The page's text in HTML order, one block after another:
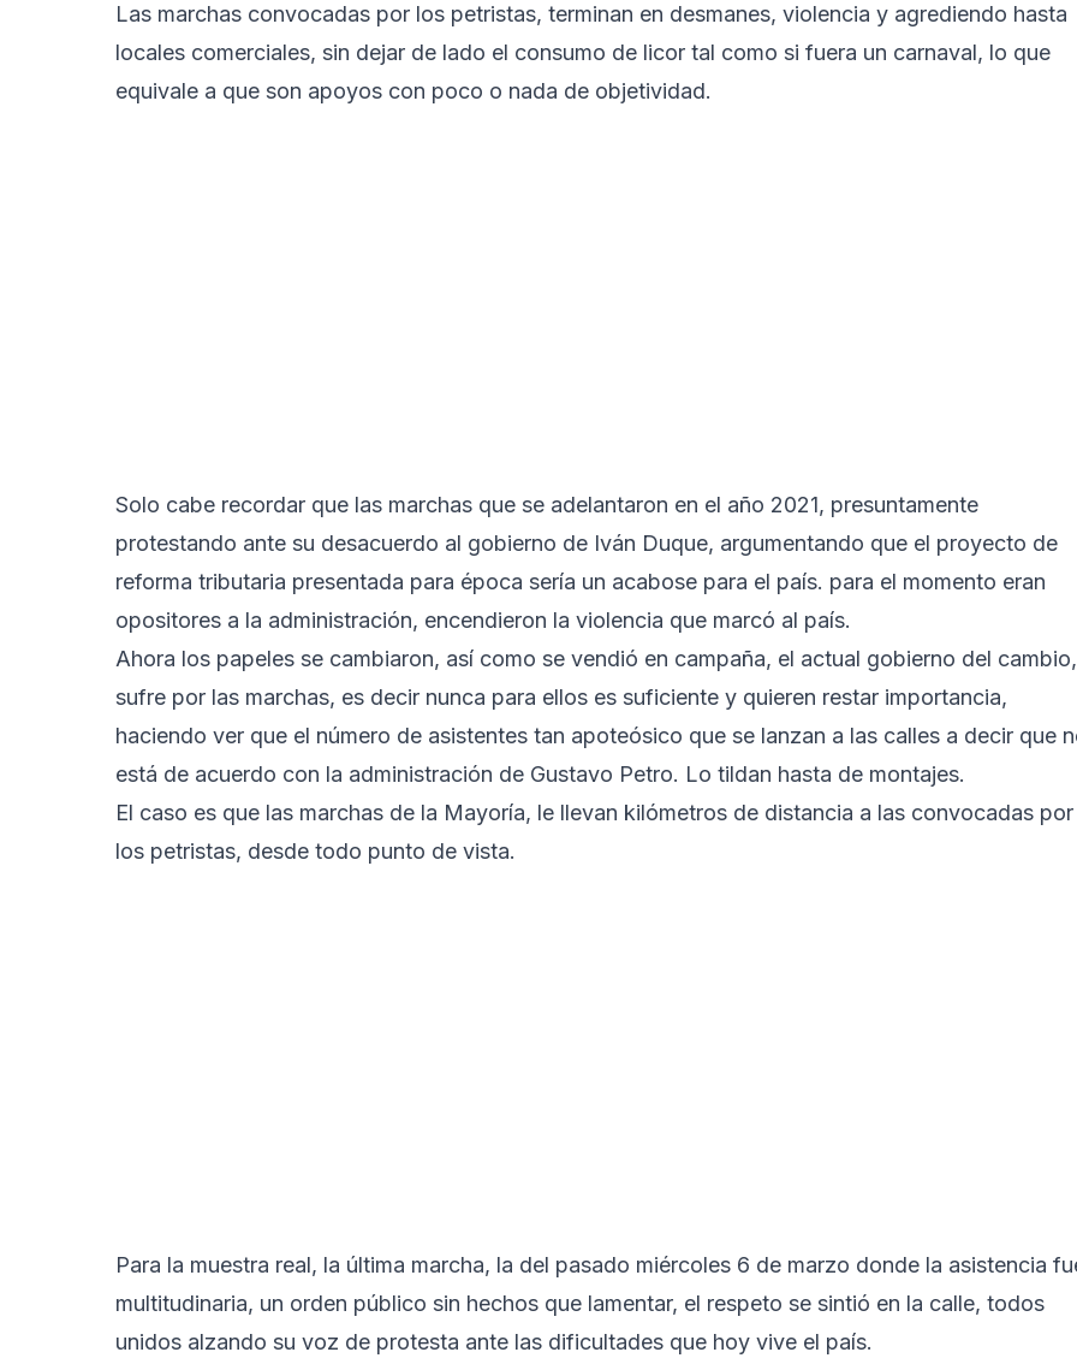
Las marchas convocadas por los petristas, terminan en desmanes, violencia y agrediendo hasta
locales comerciales, sin dejar de lado el consumo de licor tal como si fuera un carnaval, lo que
equivale a que son apoyos con poco o nada de objetividad.
Solo cabe recordar que las marchas que se adelantaron en el año 2021, presuntamente
protestando ante su desacuerdo al gobierno de Iván Duque, argumentando que el proyecto de
reforma tributaria presentada para época sería un acabose para el país. para el momento eran
opositores a la administración, encendieron la violencia que marcó al país.
Ahora los papeles se cambiaron, así como se vendió en campaña, el actual gobierno del cambio,
sufre por las marchas, es decir nunca para ellos es suficiente y quieren restar importancia,
haciendo ver que el número de asistentes tan apoteósico que se lanzan a las calles a decir que
está de acuerdo con la administración de Gustavo Petro. Lo tildan hasta de montajes.
El caso es que las marchas de la Mayoría, le llevan kilómetros de distancia a las convocadas por
los petristas, desde todo punto de vista.
Para la muestra real, la última marcha, la del pasado miércoles 6 de marzo donde la asistencia
multitudinaria, un orden público sin hechos que lamentar, el respeto se sintió en la calle, todos
unidos alzando su voz de protesta ante las dificultades que hoy vive el país.